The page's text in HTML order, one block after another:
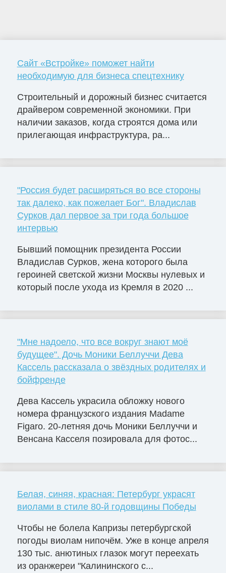
Сайт «Встройке» поможет найти
необходимую для бизнеса спецтехнику
Строительный и дорожный бизнес считается
драйвером современной экономики. При
наличии заказов, когда строятся дома или
прилегающая инфраструктура, ра...
"Россия будет расширяться во все стороны
так далеко, как пожелает Бог". Владислав
Сурков дал первое за три года большое
интервью
Бывший помощник президента России
Владислав Сурков, жена которого была
героиней светской жизни Москвы нулевых и
который после ухода из Кремля в 2020 ...
"Мне надоело, что все вокруг знают моё
будущее". Дочь Моники Беллуччи Дева
Кассель рассказала о звёздных родителях и
бойфренде
Дева Кассель украсила обложку нового
номера французского издания Madame
Figaro. 20-летняя дочь Моники Беллуччи и
Венсана Касселя позировала для фотос...
Белая, синяя, красная: Петербург украсят
виолами в стиле 80-й годовщины Победы
Чтобы не болела Капризы петербургской
погоды виолам нипочём. Уже в конце апреля
130 тыс. анютиных глазок могут переехать
из оранжереи "Калининского с...